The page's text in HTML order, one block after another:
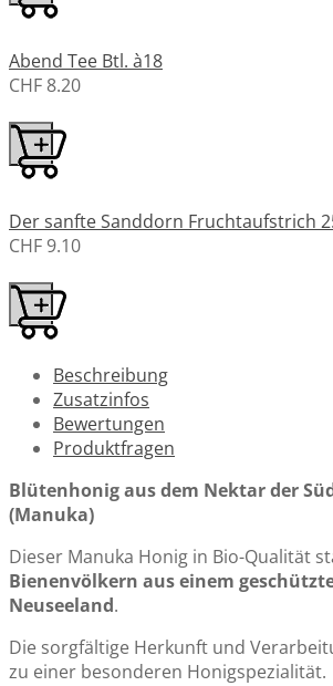
Abend Tee Btl. à18
CHF 8.20
Der sanfte Sanddorn Fruchtaufstrich
CHF 9.10
Beschreibung
Zusatzinfos
Bewertungen
Produktfragen
Blütenhonig aus dem Nektar der
(Manuka)
Dieser Manuka Honig in Bio-Qualität
Bienenvölkern aus einem
Neuseeland.
Die sorgfältige Herkunft und
zu einer besonderen Honigspezialität.